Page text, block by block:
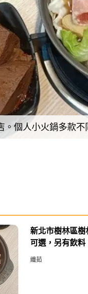
新北市樹林區
可選，另有飲
纖茹